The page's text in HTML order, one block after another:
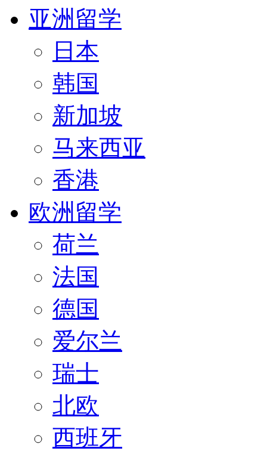
亚洲留学
日本
韩国
新加坡
马来西亚
香港
欧洲留学
荷兰
法国
德国
爱尔兰
瑞士
北欧
西班牙